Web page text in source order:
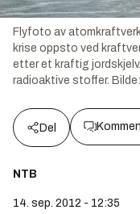
Flyfoto av
krise oppsto ved
etter et kraftig
radioaktive stoffer. Bilde:
Del
NTB
14. sep. 2012 - 12:35